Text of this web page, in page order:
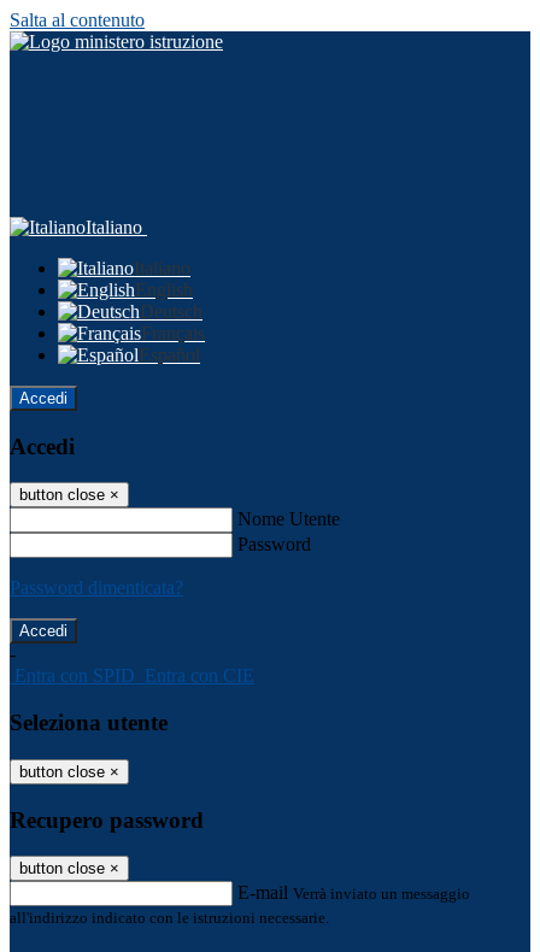
Salta al contenuto
Italiano
Italiano
English
Deutsch
Français
Español
Accedi
Accedi
button close ×
Nome Utente
Password
Password dimenticata?
-
Entra con SPID Entra con CIE
Seleziona utente
button close ×
Recupero password
button close ×
E-mail Verrà inviato un messaggio
all'indirizzo indicato con le istruzioni necessarie.